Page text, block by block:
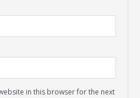
in this browser for the next